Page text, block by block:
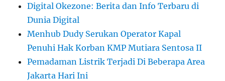
Digital Okezone: Berita dan Info Terbaru di
Dunia Digital
Menhub Dudy Serukan Operator Kapal
Penuhi Hak Korban KMP Mutiara Sentosa II
Pemadaman Listrik Terjadi Di Beberapa Area
Jakarta Hari Ini